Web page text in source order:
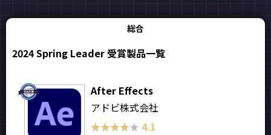
総合
2024 Spring Leader 受賞製品一覧
After Effects
アドビ株式会社
★★★★★
★★★★★ 4.1